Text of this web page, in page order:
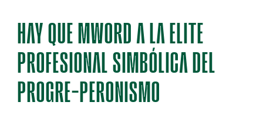
HAY QUE MWORD A LA ELITE
PROFESIONAL SIMBÓLICA DEL
PROGRE-PERONISMO